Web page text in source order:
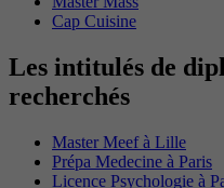
Cap Cuisine
Les intitulés de
recherchés
Master Meef à Lille
Prépa Medecine à Paris
Licence Psychologie à